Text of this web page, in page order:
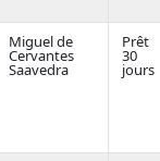
Miguel de
Cervantes
Saavedra
Prêt
30
jours